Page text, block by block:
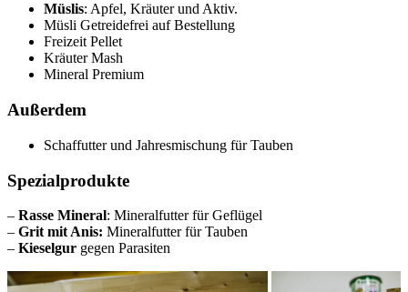
Müslis: Apfel, Kräuter und Aktiv.
Müsli Getreidefrei auf Bestellung
Freizeit Pellet
Kräuter Mash
Mineral Premium
Außerdem
Schaffutter und Jahresmischung für Tauben
Spezialprodukte
– Rasse Mineral: Mineralfutter für Geflügel
– Grit mit Anis: Mineralfutter für Tauben
– Kieselgur gegen Parasiten